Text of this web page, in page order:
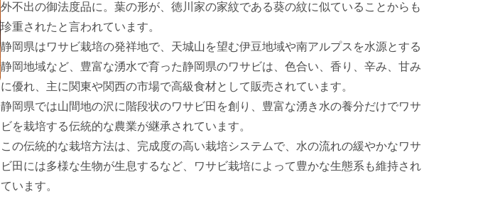
外不出の御法度品に。葉の形が、徳川家の家紋である葵の紋に似ていることからも
珍重されたと言われています。
静岡県はワサビ栽培の発祥地で、天城山を望む伊豆地域や南アルプスを水源とする
静岡地域など、豊富な湧水で育った静岡県のワサビは、色合い、香り、辛み、甘み
に優れ、主に関東や関西の市場で高級食材として販売されています。
静岡県では山間地の沢に階段状のワサビ田を創り、豊富な湧き水の養分だけでワサ
ビを栽培する伝統的な農業が継承されています。
この伝統的な栽培方法は、完成度の高い栽培システムで、水の流れの緩やかなワサ
ビ田には多様な生物が生息するなど、ワサビ栽培によって豊かな生態系も維持され
ています。